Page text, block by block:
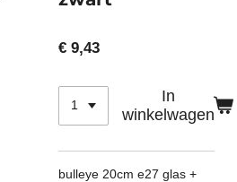
€ 9,43
In
winkelwagen
bulleye 20cm e27 glas +